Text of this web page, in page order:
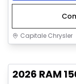
Capitale Chrysler
2026 RAM